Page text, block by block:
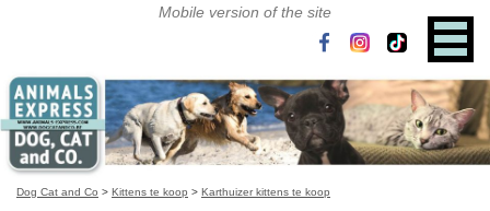
Dog Cat and Co > Kittens te koop > Karthuizer kittens te koop